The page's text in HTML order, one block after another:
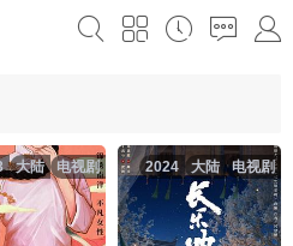
电视剧
大陆 电视剧
大陆
2024